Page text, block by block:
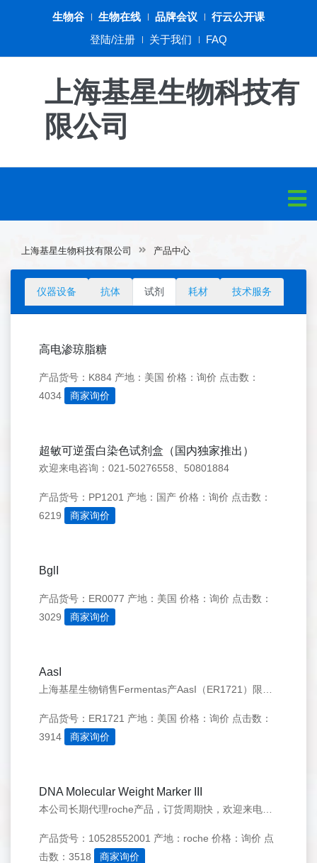
生物谷 生物在线 品牌会议
行云公开课
登陆/注册
关于我们 FAQ
上海基星生物科技有
限公司
上海基星生物科技有限公司 产品中心
仪器设备 抗体 试剂 耗材 技术服务
高电渗琼脂糖
产品货号：K884 产地：美国 价格：询价 点击数：
4034
商家询价
超敏可逆蛋白染色试剂盒（国内独家推出）
欢迎来电咨询：021-50276558、50801884
产品货号：PP1201 产地：国产 价格：询价 点击数：
6219
商家询价
BglI
产品货号：ER0077 产地：美国 价格：询价 点击数：
3029
商家询价
AasI
产品货号：ER1721 产地：美国 价格：询价 点击数：
3914
商家询价
DNA Molecular Weight Marker III
产品货号：10528552001 产地：roche 价格：询价 点
击数：3518
商家询价